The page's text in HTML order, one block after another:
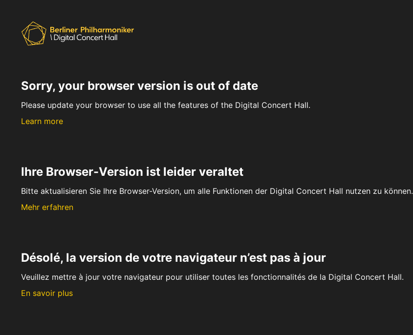
Sorry, your browser version is out of date
Please update your browser to use all the features of the Digital Concert Hall.
Learn more
Ihre Browser-Version ist leider veraltet
Bitte aktualisieren Sie Ihre Browser-Version, um alle Funktionen der Digital Concert Hall nutzen zu können.
Mehr erfahren
Désolé, la version de votre navigateur n’est pas à jour
Veuillez mettre à jour votre navigateur pour utiliser toutes les fonctionnalités de la Digital Concert Hall.
En savoir plus